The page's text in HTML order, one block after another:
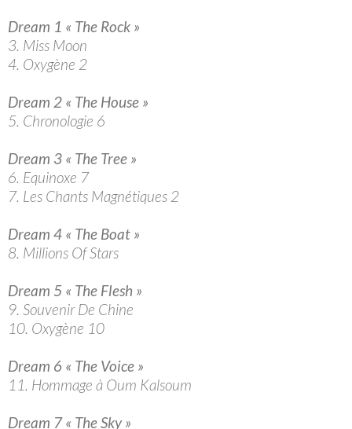
Dream 1 « The Rock »
3. Miss Moon
4. Oxygène 2
Dream 2 « The House »
5. Chronologie 6
Dream 3 « The Tree »
6. Equinoxe 7
7. Les Chants Magnétiques 2
Dream 4 « The Boat »
8. Millions Of Stars
Dream 5 « The Flesh »
9. Souvenir De Chine
10. Oxygène 10
Dream 6 « The Voice »
11. Hommage à Oum Kalsoum
Dream 7 « The Sky »